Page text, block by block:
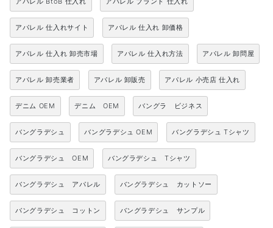
アパレル 仕入れサイト アパレル 仕入れ 卸価格
アパレル 仕入れ 卸売市場 アパレル 仕入れ方法 アパレル 卸問屋
アパレル 卸売業者 アパレル 卸販売 アパレル 小売店 仕入れ
デニム OEM デニム OEM バングラ ビジネス
バングラデシュ バングラデシュ OEM バングラデシュ Tシャツ
バングラデシュ OEM バングラデシュ Tシャツ
バングラデシュ アパレル バングラデシュ カットソー
バングラデシュ コットン バングラデシュ サンプル